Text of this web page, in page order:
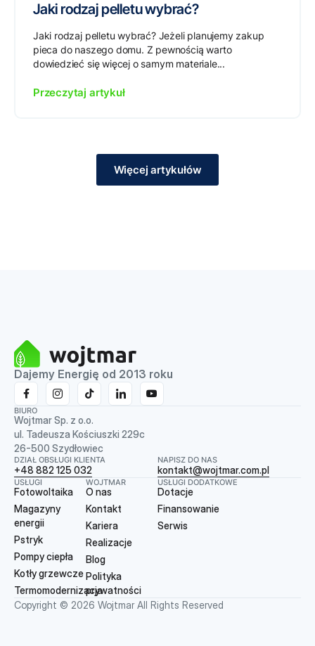
Jaki rodzaj pelletu wybrać?
Jaki rodzaj pelletu wybrać? Jeżeli planujemy zakup
pieca do naszego domu. Z pewnością warto
dowiedzieć się więcej o samym materiale...
Przeczytaj artykuł
Więcej artykułów
Dajemy Energię od 2013 roku
BIURO
Wojtmar Sp. z o.o.
ul. Tadeusza Kościuszki 229c
26-500 Szydłowiec
DZIAŁ OBSŁUGI KLIENTA
+48 882 125 032
NAPISZ DO NAS
kontakt@wojtmar.com.pl
USŁUGI
Fotowoltaika
Magazyny
energii
Pstryk
Pompy ciepła
Kotły grzewcze
Termomodernizacja
WOJTMAR
O nas
Kontakt
Kariera
Realizacje
Blog
Polityka
prywatności
USŁUGI DODATKOWE
Dotacje
Finansowanie
Serwis
Copyright © 2026 Wojtmar All Rights Reserved